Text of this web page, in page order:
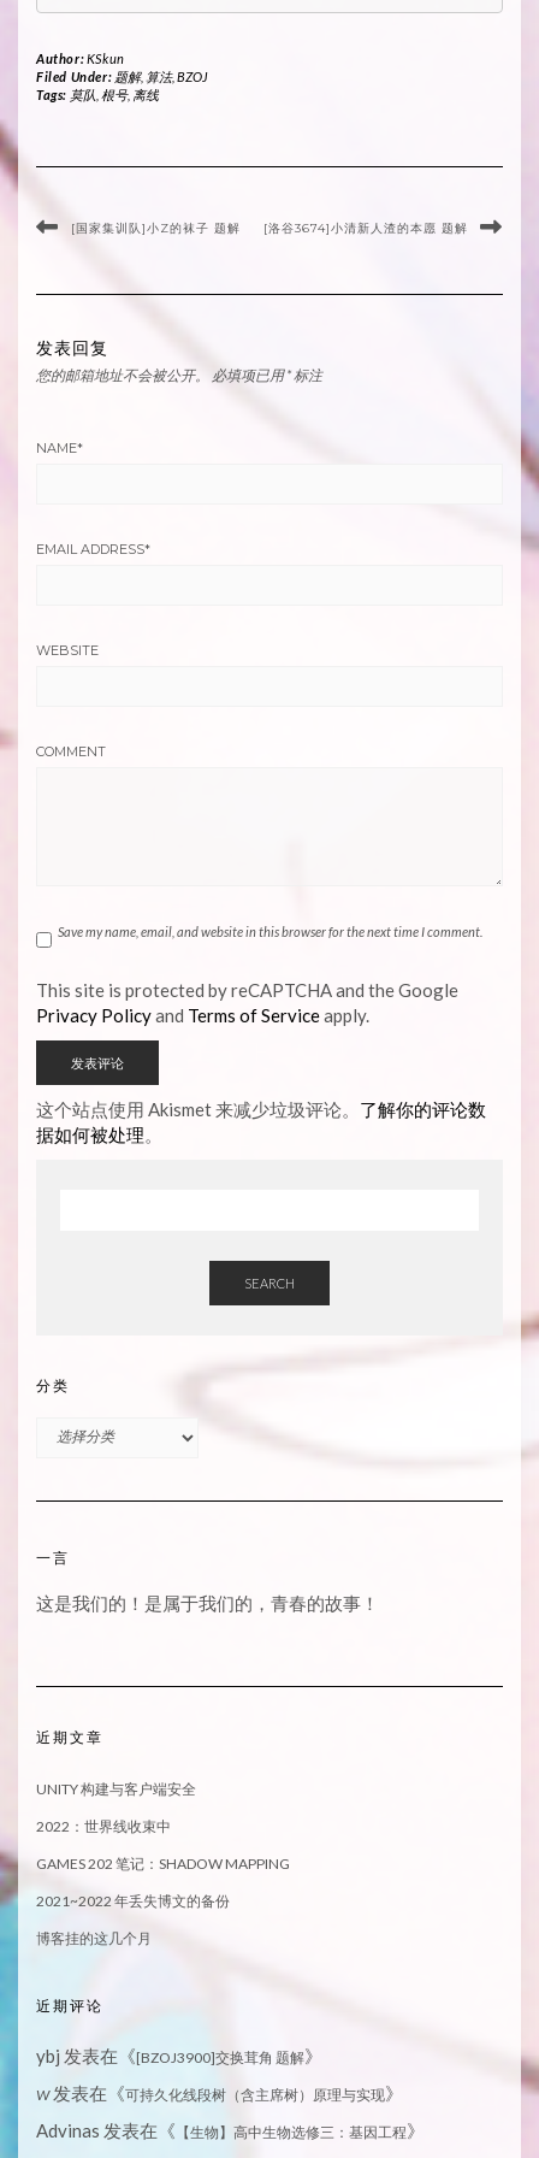
Author:KSkun
Filed Under: 题解, 算法, BZOJ
Tags: 莫队 根号, 离线
[国家集训队]小Z的袜子 题解 [洛谷3674]小清新人渣的本愿 题解
发表回复
您的邮箱地址不会被公开。 必填项已用*标注
NAME*
EMAIL ADDRESS*
WEBSITE
COMMENT
Save my name, email, and website in this browser for the next time I comment.
This site is protected by reCAPTCHA and the Google
Privacy Policyand Terms of Serviceapply.
这个站点使用 Akismet 来减少垃圾评论。 了解你的评论数
据如何被处理。
SEARCH
分类
一言
这是我们的！是属于我们的，青春的故事！
近期文章
UNITY 构建与客户端安全
2022：世界线收束中
GAMES 202 笔记：SHADOW MAPPING
2021~2022 年丢失博文的备份
博客挂的这几个月
近期评论
ybj 发表在《[BZOJ3900]交换茸角 题解》
W发表在《可持久化线段树（含主席树）原理与实现》
Advinas 发表在《 【生物】高中生物选修三：基因工程》